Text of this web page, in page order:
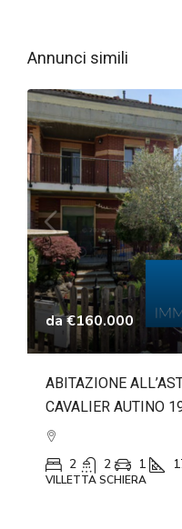
Annunci simili
da€160.000
ABITAZIONE
CAVALIER AUTINO
2 2 1
VILLETTA SCHIERA